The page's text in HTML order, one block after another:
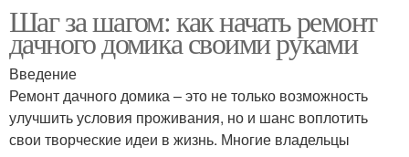
Шаг за шагом: как начать ремонт
дачного домика своими руками
Введение
Ремонт дачного домика – это не только возможность
улучшить условия проживания, но и шанс воплотить
свои творческие идеи в жизнь. Многие владельцы